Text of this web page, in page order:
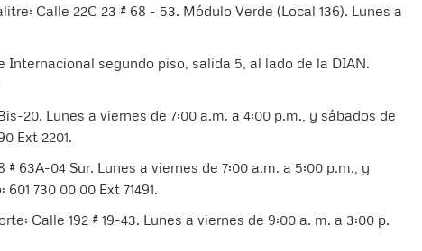
Calle 22C 23 # 68 - 53. Módulo Verde (Local 136). Lunes a
segundo piso, salida 5, al lado de la DIAN.
20. Lunes a viernes de 7:00 a.m. a 4:00 p.m., y sábados de
Ext 2201.
63A-04 Sur. Lunes a viernes de 7:00 a.m. a 5:00 p.m., y
730 00 00 Ext 71491.
Calle 192 # 19-43. Lunes a viernes de 9:00 a. m. a 3:00 p.